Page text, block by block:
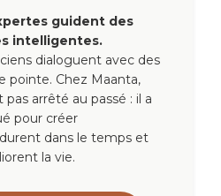
guident des
intelligentes.
dialoguent avec des
pointe. Chez Maanta,
pas arrêté au passé : il a
pour créer
dans le temps et
la vie.